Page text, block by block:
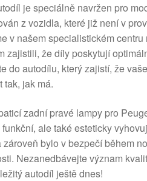
je speciálně navržen pro
z vozidla, které již není v
v našem specialistickém
zajistili, že díly poskytují
do autodílu, který zajistí, že
tak, jak má.
zadní pravé lampy pro
ale také esteticky
zároveň bylo v bezpečí během
Nezanedbávejte význam
autodíl ještě dnes!